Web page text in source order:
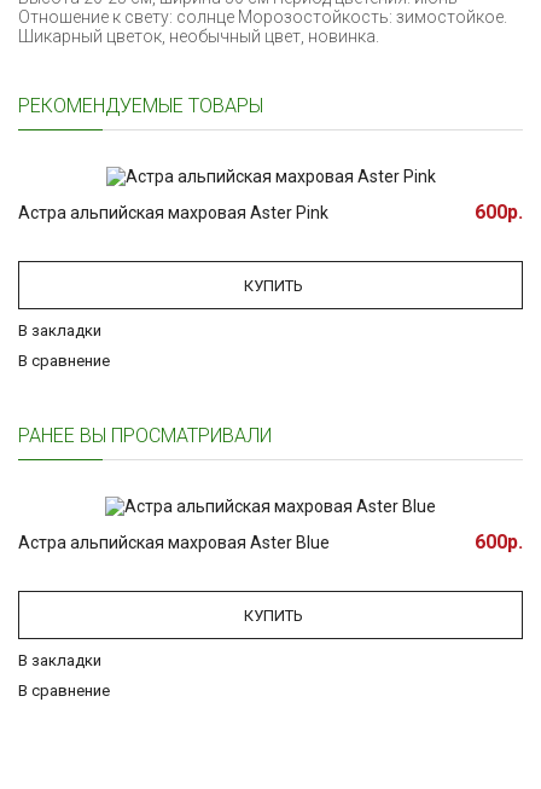
Отношение к свету: солнце Морозостойкость: зимостойкое.
Шикарный цветок, необычный цвет, новинка.
РЕКОМЕНДУЕМЫЕ ТОВАРЫ
Астра альпийская махровая Aster Pink 600р.
КУПИТЬ
В закладки
В сравнение
РАНЕЕ ВЫ ПРОСМАТРИВАЛИ
Астра альпийская махровая Aster Blue 600р.
КУПИТЬ
В закладки
В сравнение